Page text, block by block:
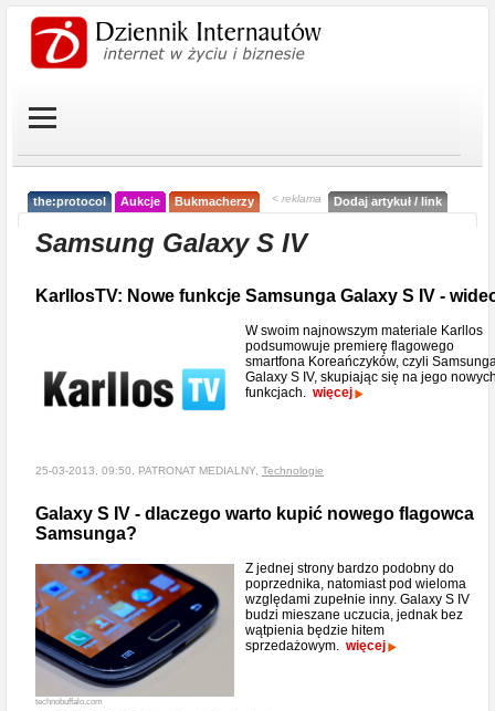
the:protocol Aukcje Bukmacherzy < reklama Dodaj artykuł / link
Samsung Galaxy S IV
KarllosTV: Nowe funkcje Samsunga Galaxy S IV -
W swoim najnowszym materiale Karllos
podsumowuje premierę flagowego
smartfona Koreańczyków, czyli
Galaxy S IV, skupiając się na jego
funkcjach. więcej
25-03-2013, 09:50, PATRONAT MEDIALNY, Technologie
Galaxy S IV - dlaczego warto kupić nowego flagowca
Samsunga?
technobuffalo.com
Z jednej strony bardzo podobny do
poprzednika, natomiast pod wieloma
względami zupełnie inny. Galaxy S IV
budzi mieszane uczucia, jednak bez
wątpienia będzie hitem
sprzedażowym. więcej